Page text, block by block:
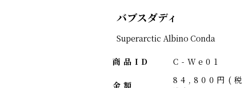
バブスダディ
Superarctic Albino Conda
商品ID C-We01
金額
84,800円(税